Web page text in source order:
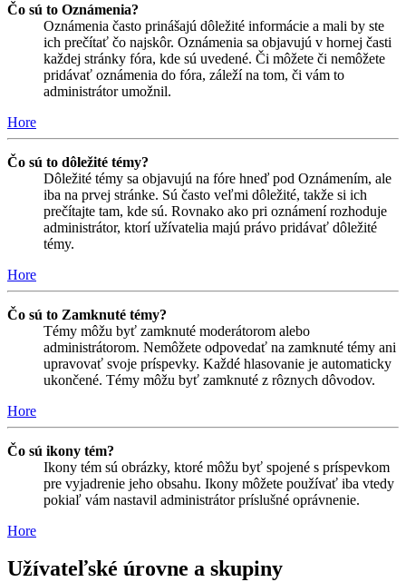
Čo sú to Oznámenia?
Oznámenia často prinášajú dôležité informácie a mali by ste
ich prečítať čo najskôr. Oznámenia sa objavujú v hornej časti
každej stránky fóra, kde sú uvedené. Či môžete či nemôžete
pridávať oznámenia do fóra, záleží na tom, či vám to
administrátor umožnil.
Hore
Čo sú to dôležité témy?
Dôležité témy sa objavujú na fóre hneď pod Oznámením, ale
iba na prvej stránke. Sú často veľmi dôležité, takže si ich
prečítajte tam, kde sú. Rovnako ako pri oznámení rozhoduje
administrátor, ktorí užívatelia majú právo pridávať dôležité
témy.
Hore
Čo sú to Zamknuté témy?
Témy môžu byť zamknuté moderátorom alebo
administrátorom. Nemôžete odpovedať na zamknuté témy ani
upravovať svoje príspevky. Každé hlasovanie je automaticky
ukončené. Témy môžu byť zamknuté z rôznych dôvodov.
Hore
Čo sú ikony tém?
Ikony tém sú obrázky, ktoré môžu byť spojené s príspevkom
pre vyjadrenie jeho obsahu. Ikony môžete používať iba vtedy
pokiaľ vám nastavil administrátor príslušné oprávnenie.
Hore
Užívateľské úrovne a skupiny